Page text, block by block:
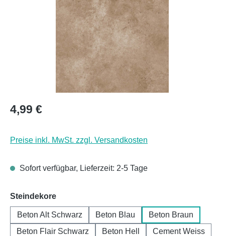
Regulärer Preis:
4,99 €
Preise inkl. MwSt. zzgl. Versandkosten
Sofort verfügbar, Lieferzeit: 2-5 Tage
Steindekoreauswählen
Beton Alt Schwarz Beton Blau
Beton Braun
Beton Flair Schwarz
Beton Hell
Cement Weiss